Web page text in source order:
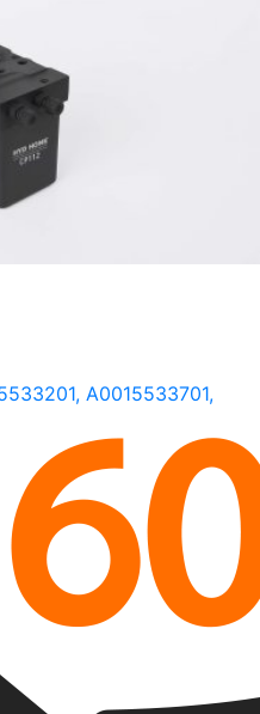
A0015533701,